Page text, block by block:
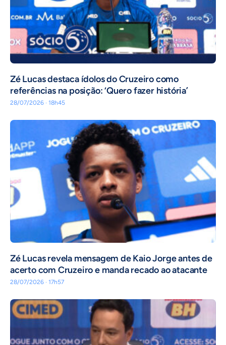
Zé Lucas destaca ídolos do Cruzeiro como
referências na posição: ‘Quero fazer história’
28/07/2026 · 18h45
Zé Lucas revela mensagem de Kaio Jorge antes de
acerto com Cruzeiro e manda recado ao atacante
28/07/2026 · 17h57